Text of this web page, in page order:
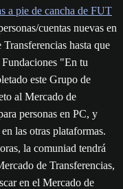
a pie de cancha de FUT
cuentas nuevas en
hasta que
"En tu
este Grupo de
al Mercado de
personas en PC, y
las otras plataformas.
la comuniad tendrá
de Transferencias,
en el Mercado de